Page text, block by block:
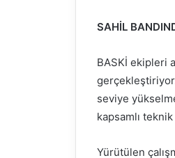
SAHİL
BASKİ ekipleri
seviye
kapsamlı
Yürütülen